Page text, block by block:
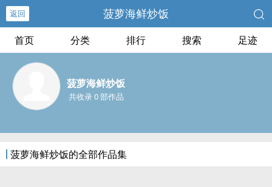
返回 菠萝海鲜炒饭
首页 分类 排行 搜索 足迹
菠萝海鲜炒饭
共收录 0 部作品
菠萝海鲜炒饭的全部作品集